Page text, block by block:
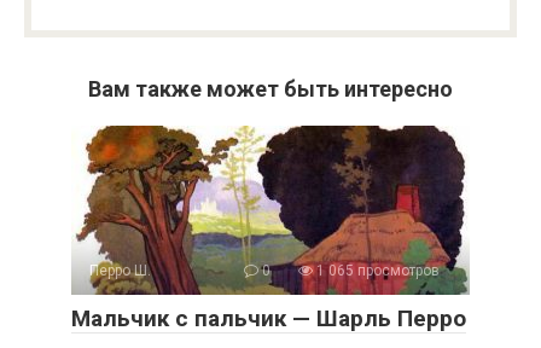
Вам также может быть интересно
Перро Ш. 0 1 065 просмотров
Мальчик с пальчик — Шарль Перро